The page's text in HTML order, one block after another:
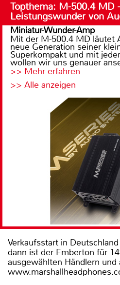
Topthema: M-500.4 MD
Leistungswunder von
Miniatur-Wunder-Amp
Mit der M-500.4 MD läutet
neue Generation seiner
Superkompakt und mit
wollen wir uns genauer
>> Mehr erfahren
>> Alle anzeigen
Verkaufsstart in
dann ist der Emberton für
ausgewählten Händlern und